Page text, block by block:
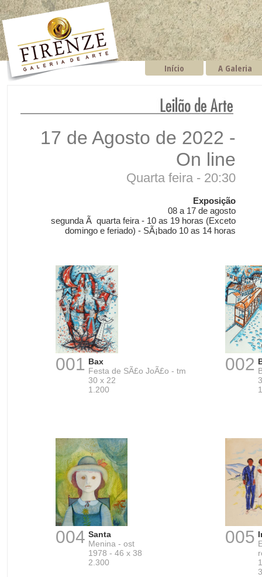
Início A Galeria
17 de Agosto de 2022 -
On line
Quarta feira - 20:30
Exposição
08 a 17 de agosto
segunda Ã quarta feira - 10 as 19 horas (Exceto
domingo e feriado) - SÃ¡bado 10 as 14 horas
001 Bax
Festa de SÃ£o JoÃ£o - tm
30 x 22
1.200
002
004 Santa
Menina - ost
1978 - 46 x 38
2.300
005